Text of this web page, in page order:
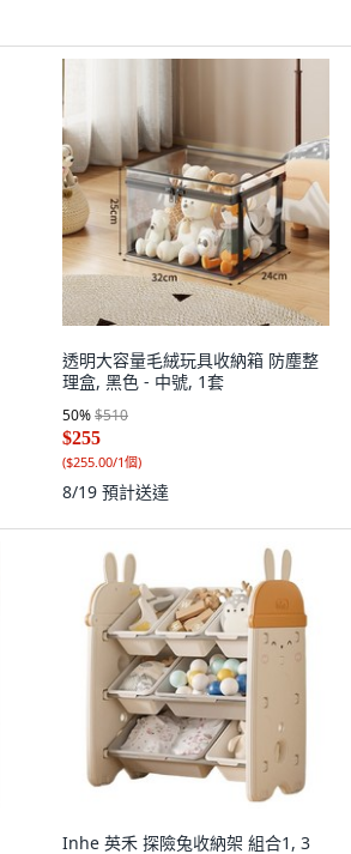
透明大容量毛絨玩具收納箱 防塵整
理盒, 黑色 - 中號, 1套
50%$510
$255
($255.00/1個)
8/19 預計送達
Inhe 英禾 探險兔收納架 組合1, 3